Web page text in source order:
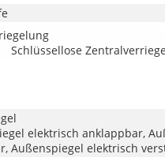
Schlüssellose
elektrisch anklappbar,
Außenspiegel elektrisch